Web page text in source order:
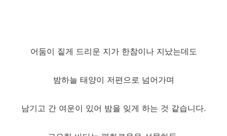
어둠이 짙게 드리운 지가 한참이나 지났는데도
밤하늘 태양이 저편으로 넘어가며
남기고 간 여운이 있어 밤을 잊게 하는 것 같습니다.